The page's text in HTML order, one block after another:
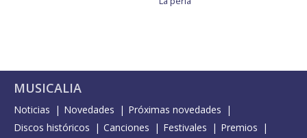
MUSICALIA
Noticias Novedades
Próximas novedades
Discos históricos
Canciones Festivales
Premios